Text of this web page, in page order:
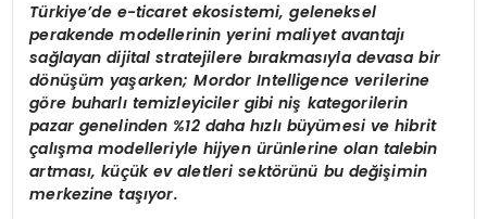
Türkiye’de e-ticaret ekosistemi, geleneksel
perakende modellerinin yerini maliyet avantajı
sağlayan dijital stratejilere bırakmasıyla devasa bir
dönüşüm yaşarken; Mordor Intelligence verilerine
göre buharlı temizleyiciler gibi niş kategorilerin
pazar genelinden %12 daha hızlı büyümesi ve hibrit
çalışma modelleriyle hijyen ürünlerine olan talebin
artması, küçük ev aletleri sektörünü bu değişimin
merkezine taşıyor.